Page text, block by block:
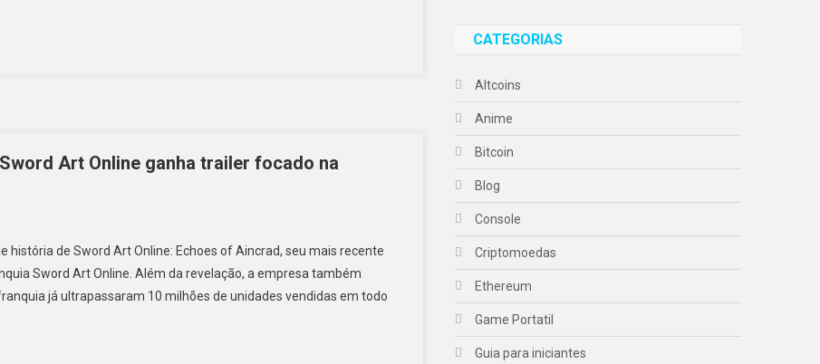
Art Online ganha trailer focado na
história de Sword Art Online: Echoes of Aincrad, seu mais recente
Sword Art Online. Além da revelação, a empresa também
já ultrapassaram 10 milhões de unidades vendidas em todo
CATEGORIAS
Altcoins
Anime
Bitcoin
Blog
Console
Criptomoedas
Ethereum
Game Portatil
Guia para iniciantes